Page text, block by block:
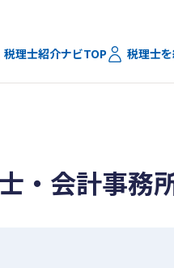
税理士紹介ナビTOP 税理士
・会計事務